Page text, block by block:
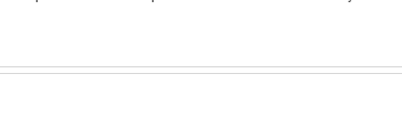
diferentes dimensões de salas de infraestrutura